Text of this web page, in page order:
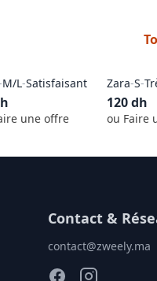
M/L-Satisfaisant
une offre
Zara-S-
120dh
ou Faire
Contact &
contact@zweely.ma